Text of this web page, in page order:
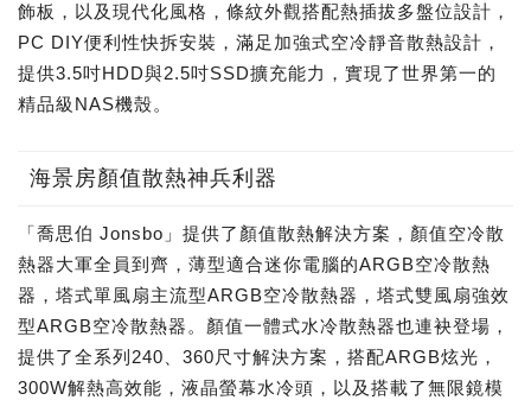
飾板，以及現代化風格，條紋外觀搭配熱插拔多盤位設計，
PC DIY便利性快拆安裝，滿足加強式空冷靜音散熱設計，
提供3.5吋HDD與2.5吋SSD擴充能力，實現了世界第一的
精品級NAS機殼。
海景房顏值散熱神兵利器
「喬思伯 Jonsbo」提供了顏值散熱解決方案，顏值空冷散
熱器大軍全員到齊，薄型適合迷你電腦的ARGB空冷散熱
器，塔式單風扇主流型ARGB空冷散熱器，塔式雙風扇強效
型ARGB空冷散熱器。顏值一體式水冷散熱器也連袂登場，
提供了全系列240、360尺寸解決方案，搭配ARGB炫光，
300W解熱高效能，液晶螢幕水冷頭，以及搭載了無限鏡模